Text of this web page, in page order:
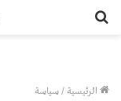
الرئيسية/سياسة